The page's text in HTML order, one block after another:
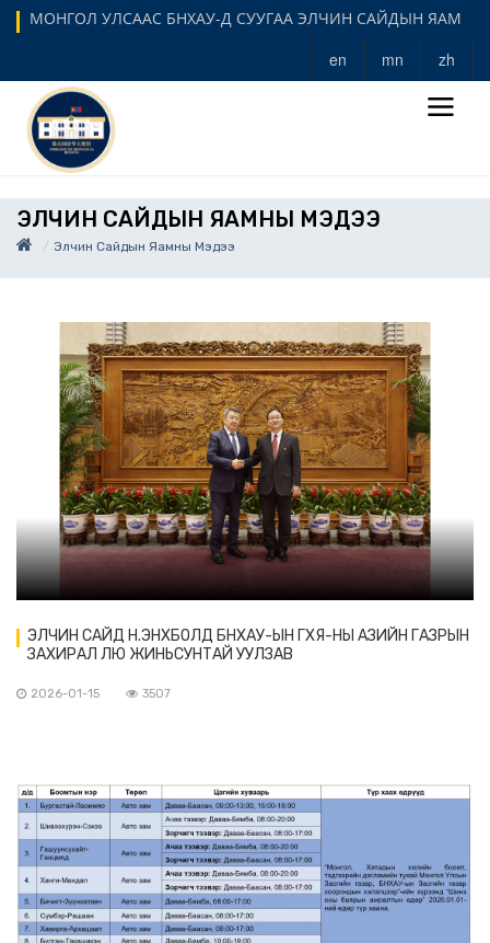
МОНГОЛ УЛСААС БНХАУ-Д СУУГАА ЭЛЧИН САЙДЫН ЯАМ
en mn zh
ЭЛЧИН САЙДЫН ЯАМНЫ МЭДЭЭ
Элчин Сайдын Яамны Мэдээ
ЭЛЧИН САЙД Н.ЭНХБОЛД БНХАУ-ЫН ГХЯ-НЫ АЗИЙН ГАЗРЫН
ЗАХИРАЛ ЛЮ ЖИНЬСУНТАЙ УУЛЗАВ
2026-01-15 3507